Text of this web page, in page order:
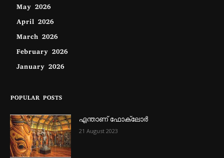
May 2026
April 2026
March 2026
February 2026
January 2026
POPULAR POSTS
എന്താണ്‌ ഫോക്‌ലോർ
21 August 2023